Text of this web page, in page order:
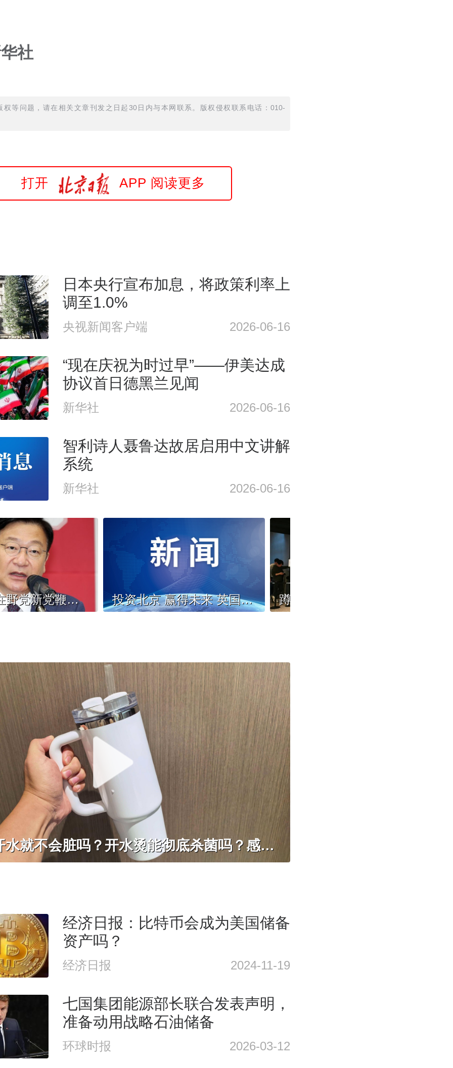
社
权等问题，请在相关文章刊发之日起30日内与本网联系。版权侵权联系电话：010-
打开 APP 阅读更多
日本央行宣布加息，将政策利率上
调至1.0%
央视新闻客户端 2026-06-16
“现在庆祝为时过早”——伊美达成
协议首日德黑兰见闻
新华社 2026-06-16
智利诗人聂鲁达故居启用中文讲解
系统
新华社 2026-06-16
韩国最大在野党新党鞭否认“亲尹” 投资北京 赢得未来 英国伦敦专场推介活动成功举办
只装白开水就不会脏吗？开水烫能彻底杀菌吗？感控专家详解“吸管杯”藏菌真相｜都视频·热观察
经济日报：比特币会成为美国储备
资产吗？
经济日报 2024-11-19
七国集团能源部长联合发表声明，
准备动用战略石油储备
环球时报 2026-03-12